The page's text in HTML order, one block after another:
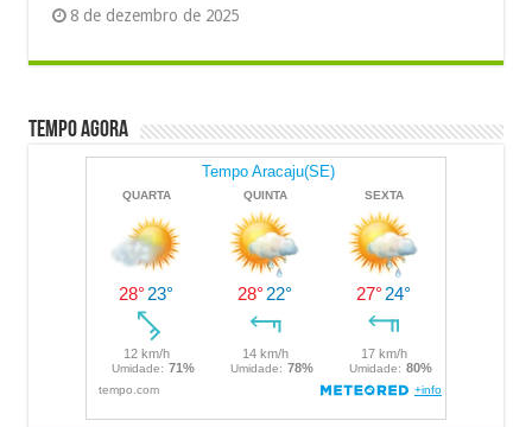
8 de dezembro de 2025
Tempo Agora